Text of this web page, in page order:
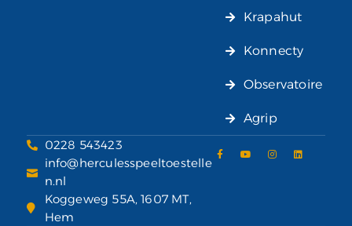
Krapahut
Konnecty
Observatoire
Agrip
0228 543423
info@herculesspeeltoestelle
n.nl
Koggeweg 55A, 1607 MT,
Hem